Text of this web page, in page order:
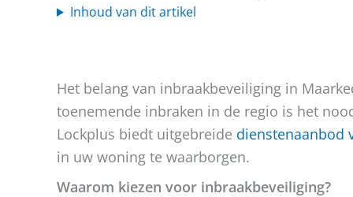
Inhoud van dit artikel
Het belang van inbraakbeveiliging in
toenemende inbraken in de regio is het
Lockplus biedt uitgebreide dienstenaanbod
in uw woning te waarborgen.
Waarom kiezen voor inbraakbeveiliging?